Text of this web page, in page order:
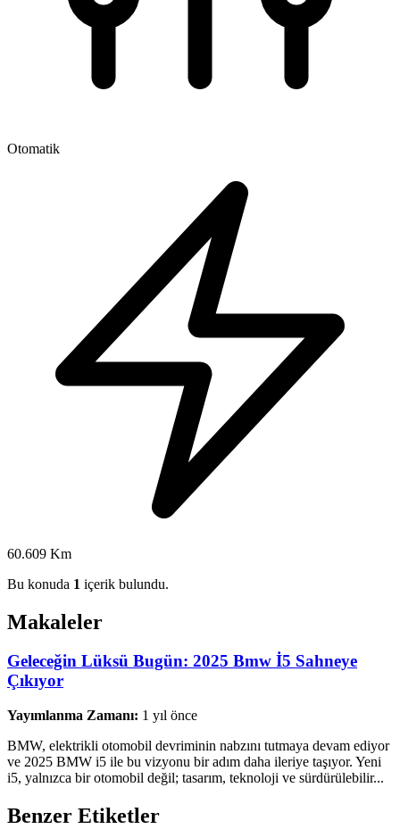
Otomatik
60.609 Km
Bu konuda 1 içerik bulundu.
Makaleler
Geleceğin Lüksü Bugün: 2025 Bmw İ5 Sahneye
Çıkıyor
Yayımlanma Zamanı: 1 yıl önce
BMW, elektrikli otomobil devriminin nabzını tutmaya devam ediyor
ve 2025 BMW i5 ile bu vizyonu bir adım daha ileriye taşıyor. Yeni
i5, yalnızca bir otomobil değil; tasarım, teknoloji ve sürdürülebilir...
Benzer Etiketler